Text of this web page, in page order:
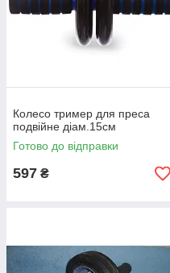
Колесо тример для преса
подвійне діам.15см
Готово до відправки
597 ₴